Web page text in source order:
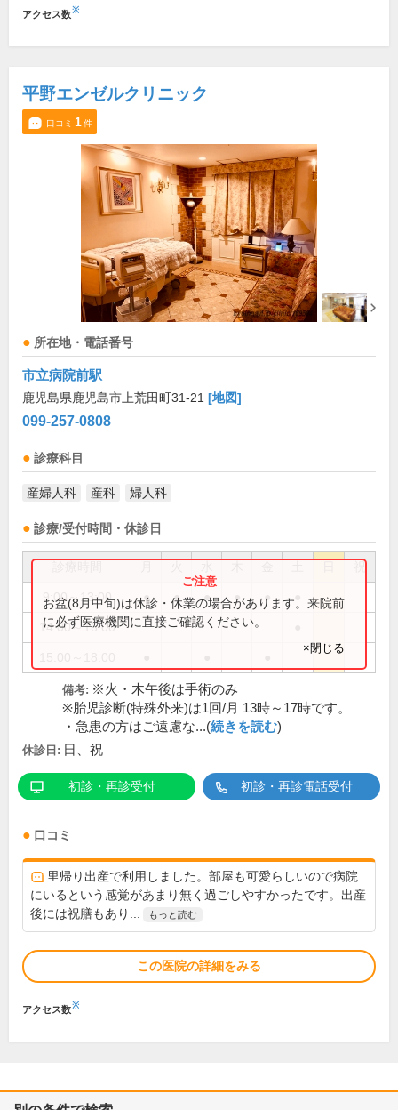
アクセス数※
平野エンゼルクリニック
口コミ 1件
所在地・電話番号
市立病院前駅
鹿児島県鹿児島市上荒田町31-21 [地図]
099-257-0808
診療科目
産婦人科 産科 婦人科
診療/受付時間・休診日
祝
9:00～13:00 ● ● ● ● ●
14:00～16:00
お盆(8月中旬)は休診・休業の場合があります。来院前
に必ず医療機関に直接ご確認ください。
×閉じる
備考: ※火・木午後は手術のみ
※胎児診断(特殊外来)は1回/月 13時～17時です。
・急患の方はご遠慮な...(続きを読む)
休診日: 日、祝
初診・再診受付 初診・再診電話受付
口コミ
里帰り出産で利用しました。部屋も可愛らしいので病院
にいるという感覚があまり無く過ごしやすかったです。出産
後には祝膳もあり...
もっと読む
この医院の詳細をみる
アクセス数※